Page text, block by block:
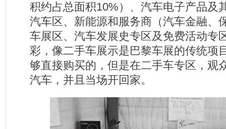
积约占总面积10%）、汽车电子产品及
汽车区、新能源和服务商（汽车金融、
车展区、汽车发展史专区及免费活动专
彩，像二手车展示是巴黎车展的传统项
够直接购买的，但是在二手车专区，观
汽车，并且当场开回家。